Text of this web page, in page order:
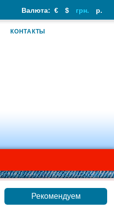
Валюта: € $ грн. р.
КОНТАКТЫ
Рекомендуем